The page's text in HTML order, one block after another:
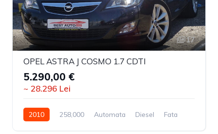
17
OPEL ASTRA J COSMO 1.7 CDTI
5.290,00 €
~ 28.296 Lei
2010 258,000 Automata Diesel Fata